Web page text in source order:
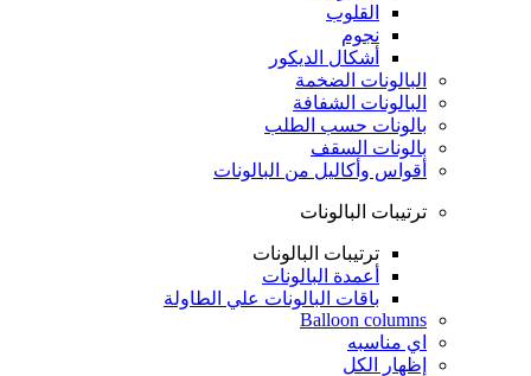
القلوب
نجوم
أشكال الديكور
البالونات الضخمة
البالونات الشفافة
بالونات حسب الطلب
بالونات السقف
أقواس وأكاليل من البالونات
ترتيبات البالونات
ترتيبات البالونات
أعمدة البالونات
باقات البالونات علي الطاولة
Balloon columns
اي مناسبه
إظهار الكل